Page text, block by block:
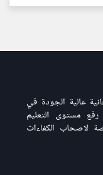
عالية الجودة في
مستوى التعليم
لاصحاب الكفاءات